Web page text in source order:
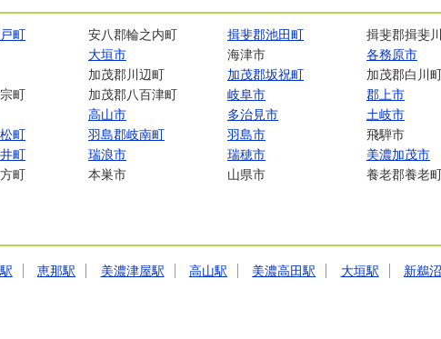
町 安八郡輪之内町 揖斐郡池田町
揖斐郡揖斐
大垣市 海津市
各務原市
加茂郡川辺町 加茂郡坂祝町
加茂郡白川
町 加茂郡八百津町 岐阜市
郡上市
高山市 多治見市
土岐市
町 羽島郡岐南町 羽島市
飛騨市
町 瑞浪市 瑞穂市
美濃加茂市
町 本巣市 山県市 養老郡養老
恵那駅 美濃津屋駅 高山駅 美濃高田駅 大垣駅
新鵜